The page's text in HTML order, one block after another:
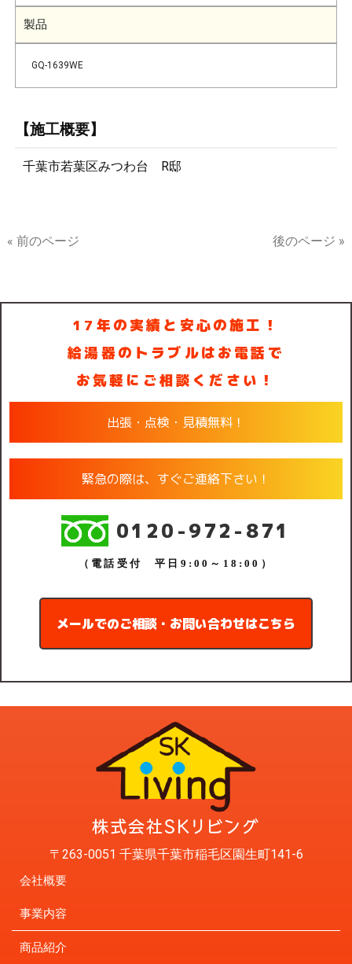
製品
GQ-1639WE
【施工概要】
千葉市若葉区みつわ台 R邸
« 前のページ 後のページ »
17年の実績と安心の施工！
給湯器のトラブルはお電話で
お気軽にご相談ください！
出張・点検・見積無料！
緊急の際は、すぐご連絡下さい！
0120-972-871
（電話受付 平日9:00～18:00）
メールでのご相談・お問い合わせはこちら
〒263-0051 千葉県千葉市稲毛区園生町141-6
会社概要
事業内容
商品紹介